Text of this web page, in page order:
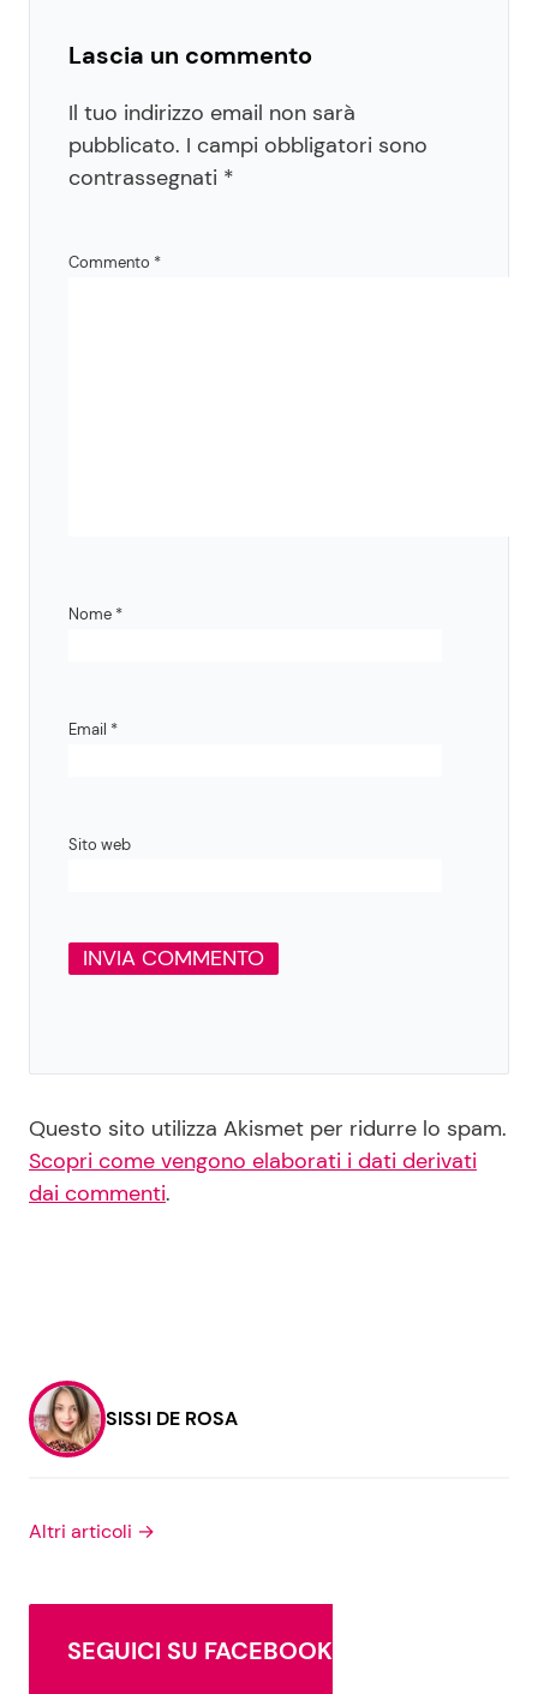
Lascia un commento
Il tuo indirizzo email non sarà
pubblicato. I campi obbligatori sono
contrassegnati *
Commento *
Nome *
Email *
Sito web
Questo sito utilizza Akismet per ridurre lo spam.
Scopri come vengono elaborati i dati derivati
dai commenti.
SISSI DE ROSA
Altri articoli →
SEGUICI SU FACEBOOK